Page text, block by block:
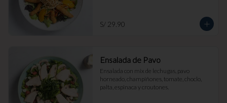
S/ 29.90
Ensalada de Pavo
Ensalada con mix de lechugas, pavo
horneado, champiñones, tomate, choclo,
palta, espinaca y croutones.